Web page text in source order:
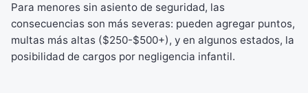
Para menores sin asiento de seguridad, las
consecuencias son más severas: pueden agregar puntos,
multas más altas ($250-$500+), y en algunos estados, la
posibilidad de cargos por negligencia infantil.